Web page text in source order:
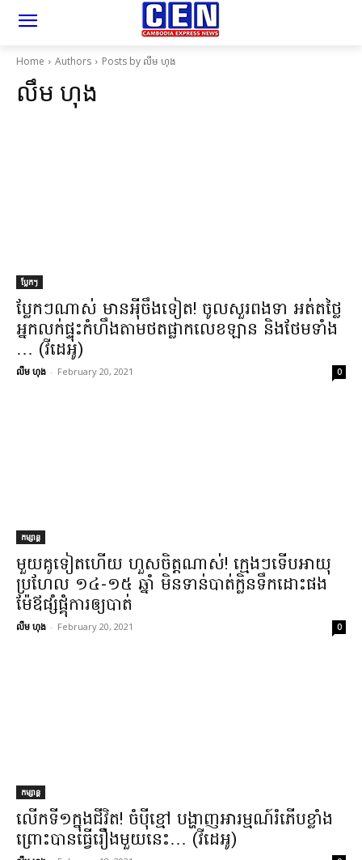
Home Authors Posts by លឹម ហុង
លឹម ហុង
ប្លែកៗ
ប្លែកៗ​ណាស់ មាន​អុី​ចឹ​ង​ទៀត​! ចូល​សួរ​ពង​ទា អត់​តថ្លៃ
អ្នកលក់​ផ្ទុះ​កំហឹង​តាម​ថត​ផ្លាកលេខ​ឡាន និង​ថែមទាំង​
… (​វីដេអូ​)
លឹម ហុង - February 20, 2021 0
កម្សាន្ត
មួយគូ​ទៀតហើយ ហួសចិត្ត​ណាស់​! ក្មេងៗ​ទើប​អាយុ​
ប្រហែល ១៤-១៥ ឆ្នាំ មិនទាន់​បាត់​ក្លិន​ទឹកដោះ​ផង
ម៉ែឪ​ផ្សំ​ផ្គុំការ​ឲ្យ​បាត់
លឹម ហុង - February 20, 2021 0
កម្សាន្ត
លើក​ទី​១​ក្នុង​ជីវិត​! ចំប៉ី​ខ្មៅ បង្ហាញ​អារម្មណ៍​រំភើប​ខ្លាំង
ព្រោះ​បានធ្វើ​រឿង​មួយ​នេះ​… (​វីដេអូ​)